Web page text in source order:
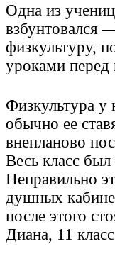
Одна из
взбунтовался
физкультуру,
уроками перед
Физкультура
обычно ее
внепланово
Весь класс
Неправильно
душных
после этого
Диана, 11 класс